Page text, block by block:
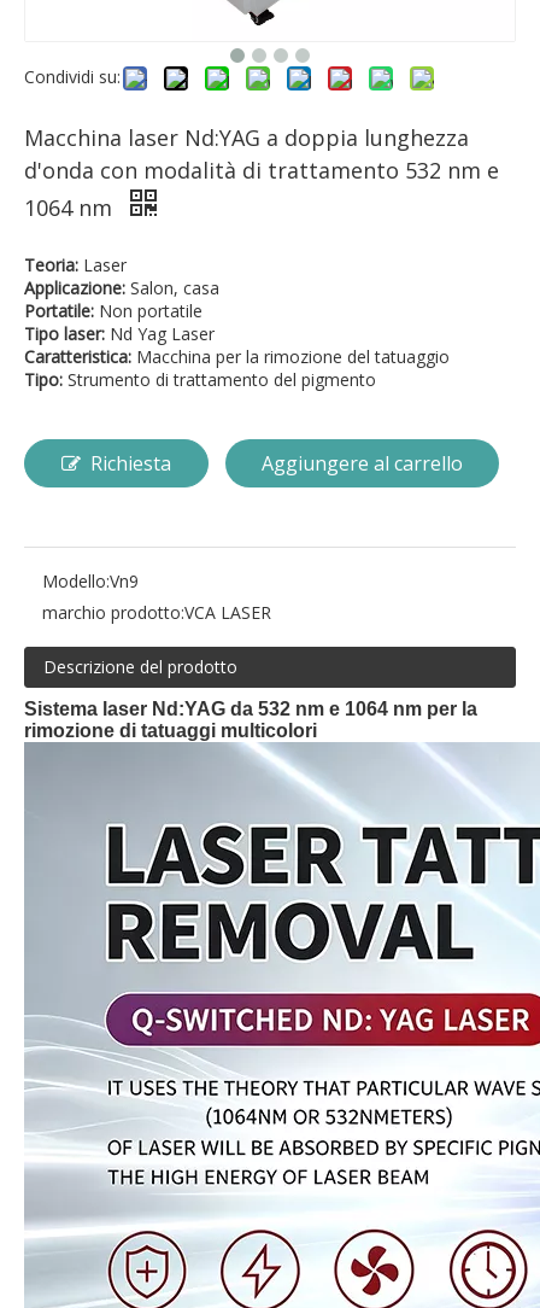
Condividi su:
Macchina laser Nd:YAG a doppia lunghezza
d'onda con modalità di trattamento 532 nm e
1064 nm
Teoria: Laser
Applicazione: Salon, casa
Portatile: Non portatile
Tipo laser: Nd Yag Laser
Caratteristica: Macchina per la rimozione del tatuaggio
Tipo: Strumento di trattamento del pigmento
Richiesta Aggiungere al carrello
Modello:Vn9
marchio prodotto:VCA LASER
Descrizione del prodotto
Sistema laser Nd:YAG da 532 nm e 1064 nm per la
rimozione di tatuaggi multicolori